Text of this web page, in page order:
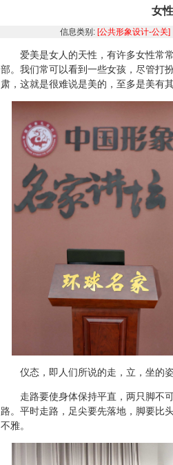
女
信息类别: [公共形象设计-公关]
爱美是女人的天性，有许多女性常常
部。我们常可以看到一些女孩，尽管打
肃，这就是很难说是美的，至多是美有
仪态，即人们所说的走，立，坐的姿
走路要使身体保持平直，两只脚不可
路。平时走路，足尖要先落地，脚要比
不雅。